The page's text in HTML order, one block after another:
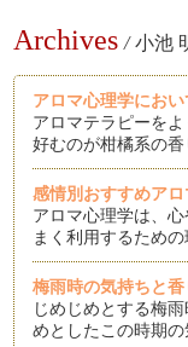
Archives / 小池
アロマ心理学にお
アロマテラピーを
好むのが柑橘系の
感情別おすすめアロ
アロマ心理学は、
まく利用するため
梅雨時の気持ちと香
じめじめとする梅
めとしたこの時期